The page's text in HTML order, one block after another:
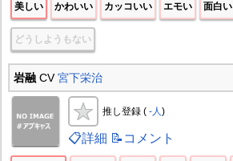
美しい かわいい カッコいい エモい 面白い
どうしようもない
岩融CV宮下栄治
推し登録 ( -人)
📋詳細 📝コメント